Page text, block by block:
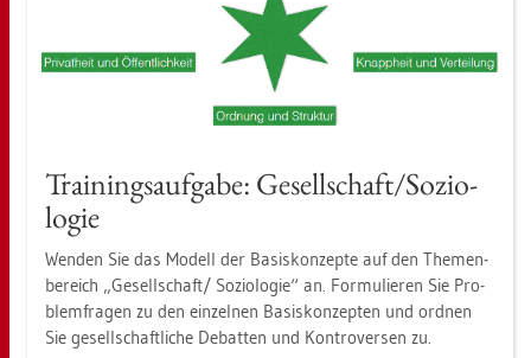
Trai­nings­auf­ga­be: Ge­sell­schaft/So­zio­
lo­gie
Wen­den Sie das Mo­dell der Ba­sis­kon­zep­te auf den The­men­
be­reich „Ge­sell­schaft/ So­zio­lo­gie“ an. For­mu­lie­ren Sie Pro­
blem­fra­gen zu den ein­zel­nen Ba­sis­kon­zep­ten und ord­nen
Sie ge­sell­schaft­li­che De­bat­ten und Kon­tro­ver­sen zu.